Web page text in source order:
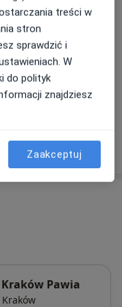
Pawia
Kraków
treści w
stron
sprawdzić i
W
do polityk
znajdziesz
Zaakceptuj